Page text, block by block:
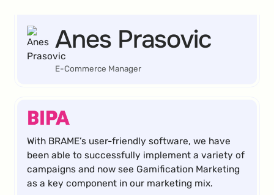
Anes Prasovic
E-Commerce Manager
With BRAME’s user-friendly software, we have
been able to successfully implement a variety of
campaigns and now see Gamification Marketing
as a key component in our marketing mix.